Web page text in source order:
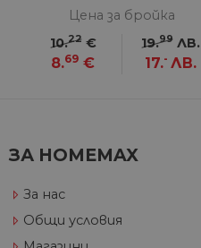
Цена за бройка
10.22 €
8.69 €
19.99 ЛВ.
17.- ЛВ.
ЗА HOMEMAX
За нас
Общи условия